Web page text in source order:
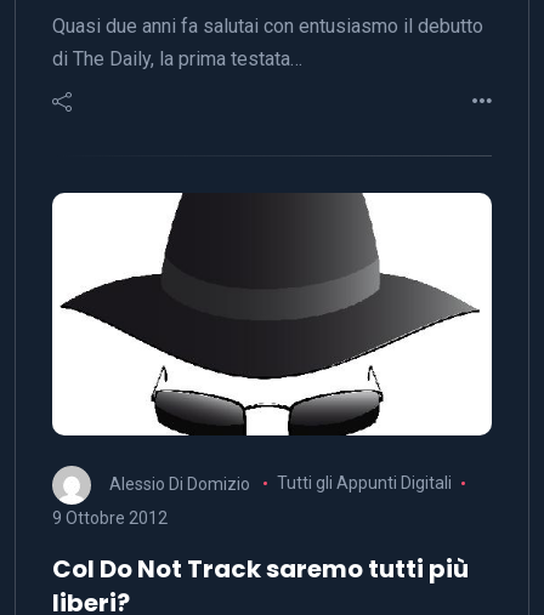
Quasi due anni fa salutai con entusiasmo il debutto
di The Daily, la prima testata…
Alessio Di Domizio
Tutti gli Appunti Digitali
9 Ottobre 2012
Col Do Not Track saremo tutti più
liberi?